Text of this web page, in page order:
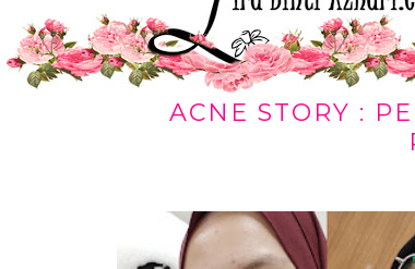
ACNE STORY :